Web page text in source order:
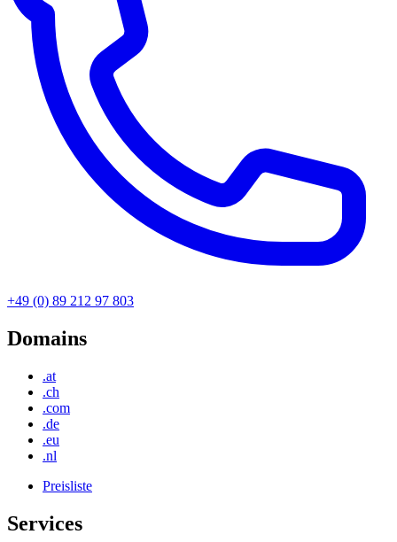
+49 (0) 89 212 97 803
Domains
.at
.ch
.com
.de
.eu
.nl
Preisliste
Services